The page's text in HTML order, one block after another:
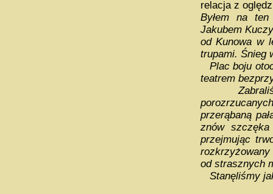
relacja z
Byłem na
Jakubem
od Kunowa w
trupami. Śnieg
Plac boju
teatrem
przerąbaną
znów
przejmując
od strasznych
Stanęliśmy